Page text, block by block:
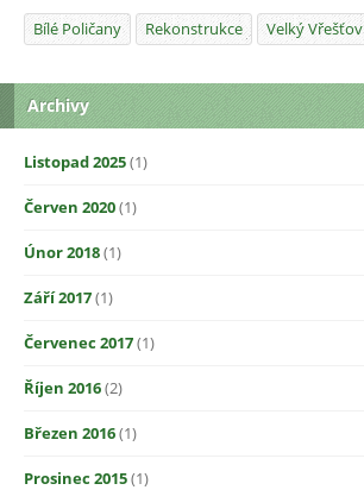
Bílé Poličany Rekonstrukce Velký Vřešťov
Archivy
Listopad 2025(1)
Červen 2020(1)
Únor 2018(1)
Září 2017(1)
Červenec 2017(1)
Říjen 2016(2)
Březen 2016(1)
Prosinec 2015(1)